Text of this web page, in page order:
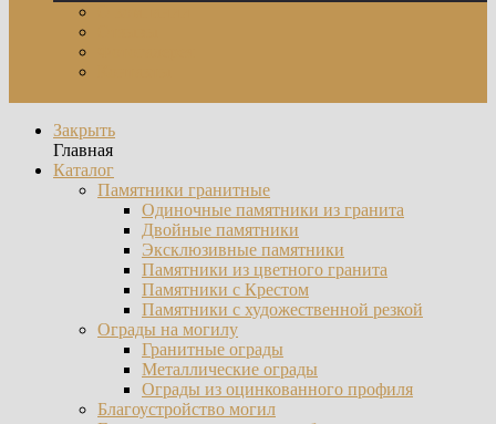
Закрыть
Главная
Каталог
Памятники гранитные
Одиночные памятники из гранита
Двойные памятники
Эксклюзивные памятники
Памятники из цветного гранита
Памятники с Крестом
Памятники с художественной резкой
Ограды на могилу
Гранитные ограды
Металлические ограды
Ограды из оцинкованного профиля
Благоустройство могил